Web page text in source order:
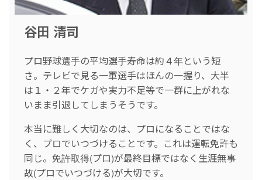
谷田 清司
プロ野球選手の平均選手寿命は約４年という短
さ。テレビで見る一軍選手はほんの一握り、大半
は１・２年でケガや実力不足等で一群に上がれな
いまま引退してしまうそうです。
本当に難しく大切なのは、プロになることではな
く、プロでいつづけることです。これは運転免許も
同じ。免許取得(プロ)が最終目標ではなく生涯無事
故(プロでいつづける)が大切です。